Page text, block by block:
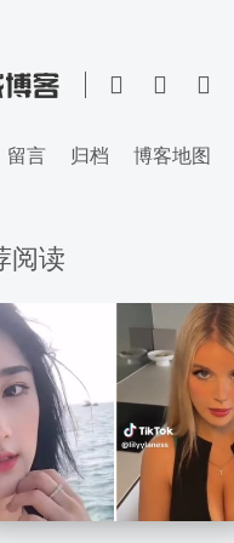
留言 归档 博客地图
阅读